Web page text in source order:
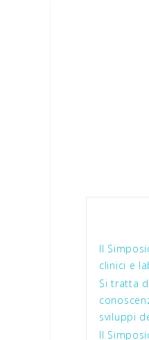
Il
clinici e
Si tratta
sviluppi
Il